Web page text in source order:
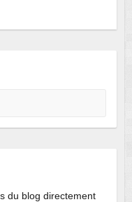
du blog directement